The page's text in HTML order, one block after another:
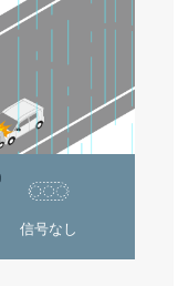
信号なし